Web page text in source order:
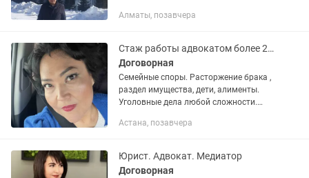
первой, апелляционной, кассационной
Алматы, позавчера
Стаж работы адвокатом более 20 лет.
Договорная
Семейные споры. Расторжение брака ,
раздел имущества, дети, алименты.
Уголовные дела любой сложности.
территории во всех судах РК.
Астана, позавчера
Юрист. Адвокат. Медиатор
Договорная